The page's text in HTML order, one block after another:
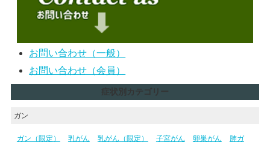
お問い合わせ（一般）
お問い合わせ（会員）
症状別カテゴリー
ガン
ガン（限定） 乳がん 乳がん（限定） 子宮がん 卵巣がん
肺ガ